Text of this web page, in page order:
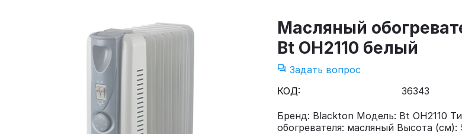
Масляный
Bt OH2110 белый
Задать вопрос
КОД:
36343
Бренд: Blackton Модель: Bt OH2110
обогревателя: масляный Высота